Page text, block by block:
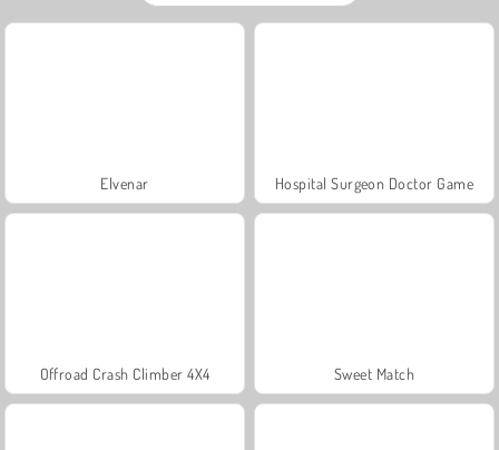
Elvenar Hospital Surgeon Doctor Game
Offroad Crash Climber 4X4 Sweet Match